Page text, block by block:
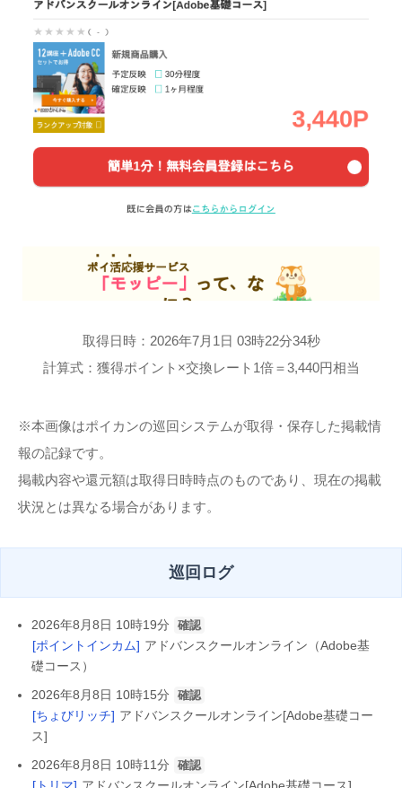
取得日時：2026年7月1日 03時22分34秒
計算式：獲得ポイント×交換レート1倍＝3,440円相当
※本画像はポイカンの巡回システムが取得・保存した掲載情
報の記録です。
掲載内容や還元額は取得日時時点のものであり、現在の掲載
状況とは異なる場合があります。
巡回ログ
2026年8月8日 10時19分 確認
[ポイントインカム] アドバンスクールオンライン（Adobe基
礎コース）
2026年8月8日 10時15分
確認
[ちょびリッチ] アドバンスクールオンライン[Adobe基礎コー
ス]
2026年8月8日 10時11分
確認